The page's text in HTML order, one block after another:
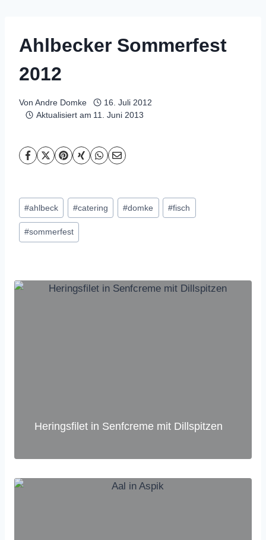
Ahlbecker Sommerfest
2012
Von Andre Domke
16. Juli 2012
Aktualisiert am 11. Juni 2013
Schlagworte:
#ahlbeck #catering #domke #fisch
#sommerfest
Heringsfilet in Senfcreme mit Dillspitzen